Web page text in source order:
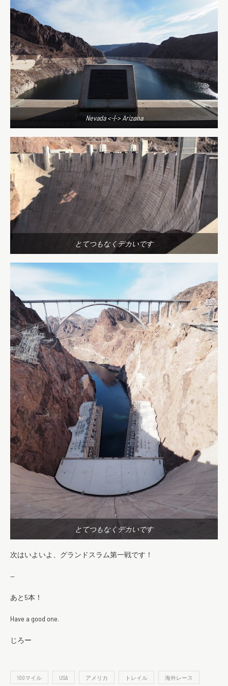
Nevada <-|-> Arizona
とてつもなくデカいです
とてつもなくデカいです
次はいよいよ、グランドスラム第一戦です！
—
あと5本！
Have a good one.
じろー
100マイル USA アメリカ トレイル 海外レース